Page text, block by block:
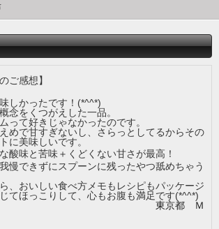
ご感想】
しかったです！(*^^*)
念をくつがえした一品。
って好きじゃなかったのです。
めで甘すぎないし、
さらっとしてるからその
に美味しいです。
酸味と苦味＋くどくない甘さが最高！
慢できずにスプーンに残ったやつ舐めちゃう
、 おいしい食べ方メモもレシピもパッケージ
てほっこりして、心もお腹も満足です(*^^*)
都 Ｍ